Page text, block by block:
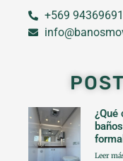
+569
¿Qué
Leer